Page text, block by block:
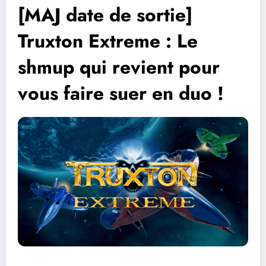
[MAJ date de sortie]
Truxton Extreme : Le
shmup qui revient pour
vous faire suer en duo !